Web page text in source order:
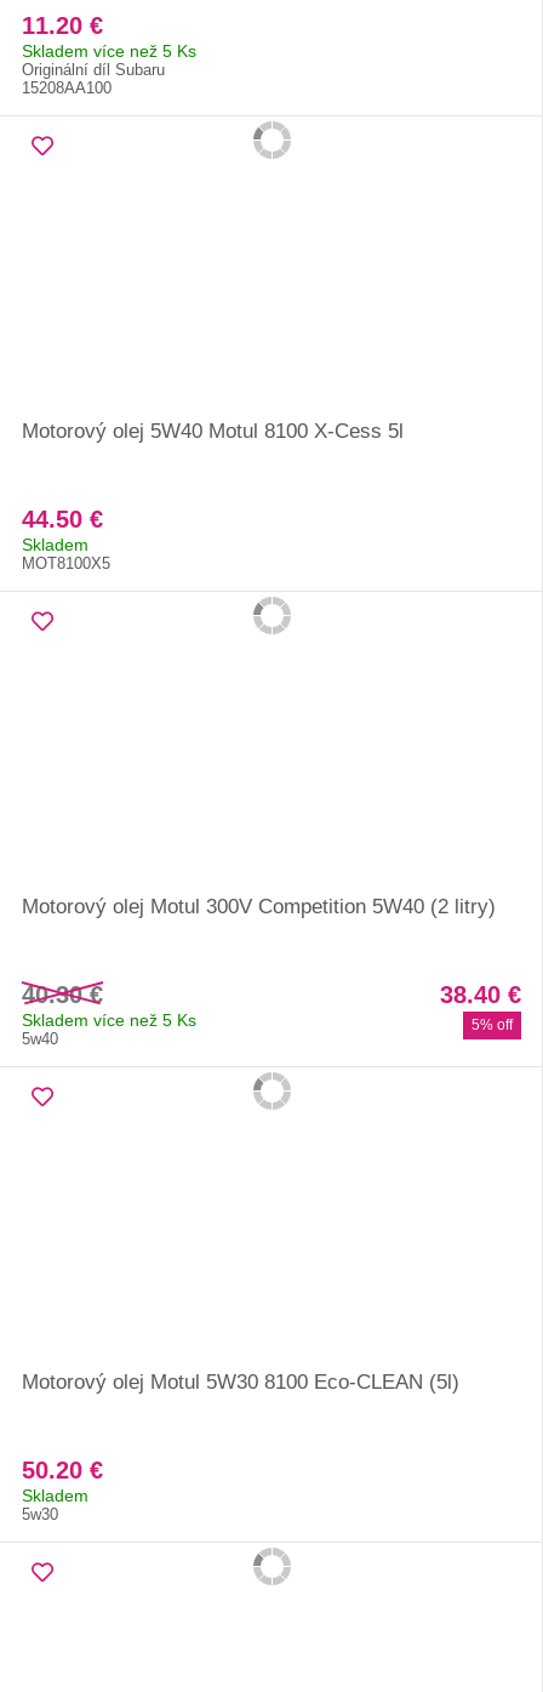
11.20 €
Skladem více než 5 Ks
Originální díl Subaru
15208AA100
Motorový olej 5W40 Motul 8100 X-Cess 5l
44.50 €
Skladem
MOT8100X5
Motorový olej Motul 300V Competition 5W40 (2 litry)
40.30 € 38.40 €
5% off
Skladem více než 5 Ks
5w40
Motorový olej Motul 5W30 8100 Eco-CLEAN (5l)
50.20 €
Skladem
5w30